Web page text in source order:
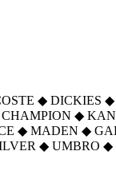
◆ DICKIES ◆
CHAMPION ◆
◆ MADEN ◆
◆ UMBRO ◆